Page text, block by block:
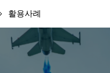
활용사례